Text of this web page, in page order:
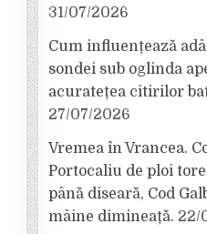
31/07/2026
Cum influențează
sondei sub oglinda
acuratețea citirilor
27/07/2026
Vremea în Vrancea.
Portocaliu de ploi
până diseară, Cod
mâine dimineață. 22/